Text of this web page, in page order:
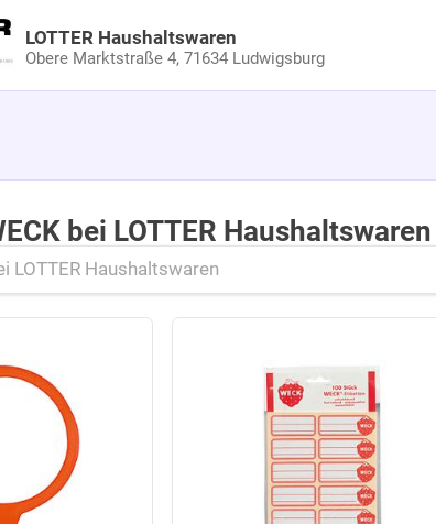
LOTTER Haushaltswaren
Obere Marktstraße 4, 71634 Ludwigsburg
springenbei LOTTER Haushaltswaren